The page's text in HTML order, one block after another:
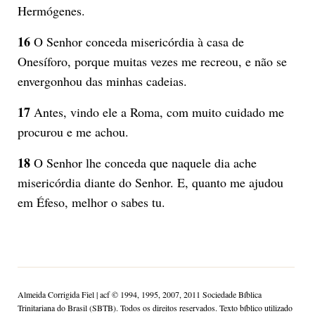
Hermógenes.
16O Senhor conceda misericórdia à casa de
Onesíforo, porque muitas vezes me recreou, e não se
envergonhou das minhas cadeias.
17Antes, vindo ele a Roma, com muito cuidado me
procurou e me achou.
18O Senhor lhe conceda que naquele dia ache
misericórdia diante do Senhor. E, quanto me ajudou
em Éfeso, melhor o sabes tu.
Almeida Corrigida Fiel | acf ©️ 1994, 1995, 2007, 2011 Sociedade Bíblica
Trinitariana do Brasil (SBTB). Todos os direitos reservados. Texto bíblico utilizado